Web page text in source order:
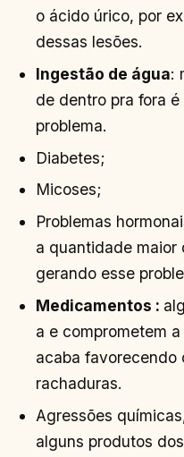
o ácido úrico, por
dessas lesões.
Ingestão de água:
de dentro pra fora
problema.
Diabetes;
Micoses;
Problemas
a quantidade maior
gerando esse
Medicamentos :
a e comprometem
acaba favorecendo
rachaduras.
Agressões
alguns produtos